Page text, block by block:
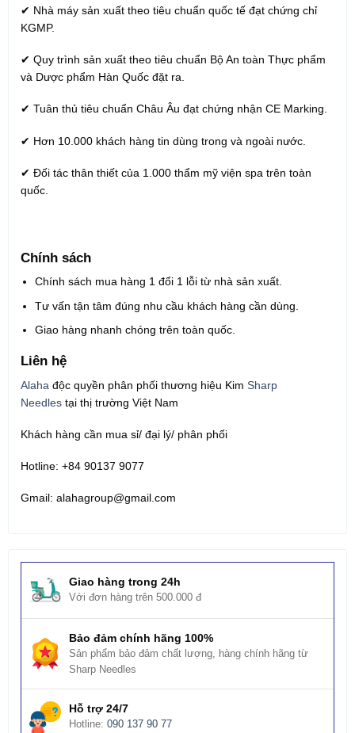
✔ Nhà máy sản xuất theo tiêu chuẩn quốc tế đạt chứng chỉ
KGMP.
✔ Quy trình sản xuất theo tiêu chuẩn Bộ An toàn Thực phẩm
và Dược phẩm Hàn Quốc đặt ra.
✔ Tuân thủ tiêu chuẩn Châu Âu đạt chứng nhận CE Marking.
✔ Hơn 10.000 khách hàng tin dùng trong và ngoài nước.
✔ Đối tác thân thiết của 1.000 thẩm mỹ viện spa trên toàn
quốc.
Chính sách
Chính sách mua hàng 1 đổi 1 lỗi từ nhà sản xuất.
Tư vấn tận tâm đúng nhu cầu khách hàng cần dùng.
Giao hàng nhanh chóng trên toàn quốc.
Liên hệ
Alaha độc quyền phân phối thương hiệu Kim Sharp
Needlestại thị trường Việt Nam
Khách hàng cần mua sỉ/ đại lý/ phân phối
Hotline: +84 90137 9077
Gmail: alahagroup@gmail.com
Giao hàng trong 24h
Với đơn hàng trên 500.000 đ
Bảo đảm chính hãng 100%
Sản phẩm bảo đảm chất lượng, hàng chính hãng từ
Sharp Needles
Hỗ trợ 24/7
Hotline: 090 137 90 77